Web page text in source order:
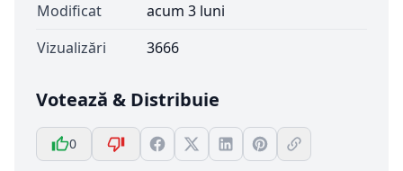
Modificat
acum 3 luni
Vizualizări
3666
Votează & Distribuie
0